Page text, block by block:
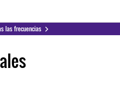
las frecuencias